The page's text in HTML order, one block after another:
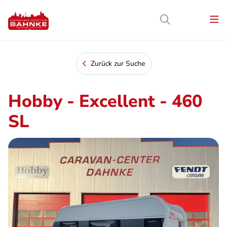
Zurück zur Suche
Hobby - Excellent - 460
SL